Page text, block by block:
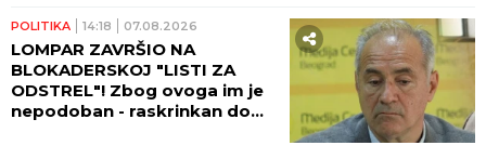
POLITIKA 14:18 07.08.2026
LOMPAR ZAVRŠIO NA
BLOKADERSKOJ "LISTI ZA
ODSTREL"! Zbog ovoga im je
nepodoban - raskrinkan do